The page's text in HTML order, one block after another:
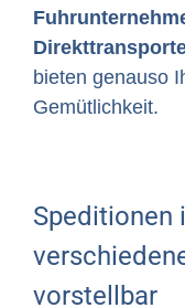
bieten genauso
Gemütlichkeit.
Speditionen
vorstellbar